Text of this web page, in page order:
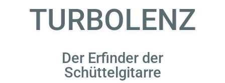
TURBOLENZ
Der Erfinder der
Schüttelgitarre